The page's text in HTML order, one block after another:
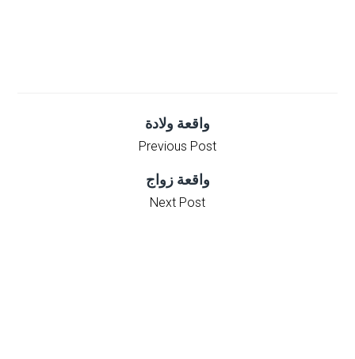
واقعة ولادة
Previous Post
واقعة زواج
Next Post